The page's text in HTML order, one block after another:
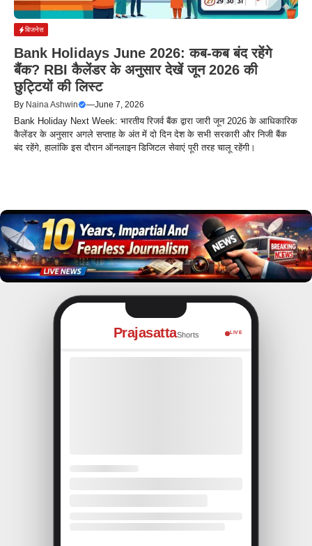
बिजनेस
Bank Holidays June 2026: कब-कब बंद रहेंगे
बैंक? RBI कैलेंडर के अनुसार देखें जून 2026 की
छुट्टियों की लिस्ट
By Naina Ashwin —June 7, 2026
Bank Holiday Next Week: भारतीय रिजर्व बैंक द्वारा जारी जून 2026 के आधिकारिक
कैलेंडर के अनुसार अगले सप्ताह के अंत में दो दिन देश के सभी सरकारी और निजी बैंक
बंद रहेंगे, हालांकि इस दौरान ऑनलाइन डिजिटल सेवाएं पूरी तरह चालू रहेंगी।
PrajasattaShorts LIVE